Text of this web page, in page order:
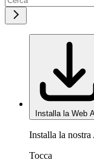
Installa la Web
Installa la
Tocca